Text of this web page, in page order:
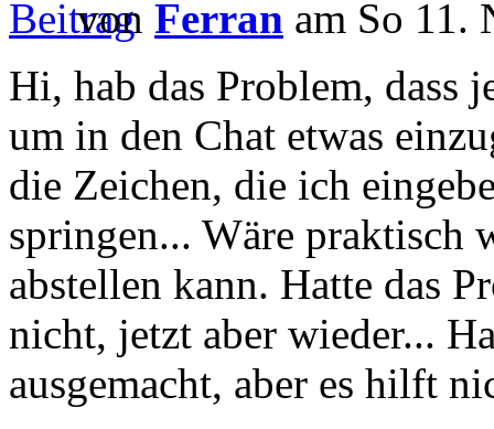
von Ferran am So 11.
Hi, hab das Problem, dass
um in den Chat etwas
die Zeichen, die ich
springen... Wäre praktisch
abstellen kann. Hatte das
nicht, jetzt aber wieder...
ausgemacht, aber es hilft